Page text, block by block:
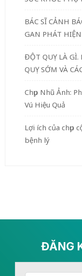
BÁC SĨ CẢNH
GAN PHÁT
ĐỘT QUỴ LÀ
QUỴ SỚM VÀ
Chụp Nhũ Ảnh:
Vú Hiệu Quả
Lợi ích của chụp
bệnh lý
ĐĂNG